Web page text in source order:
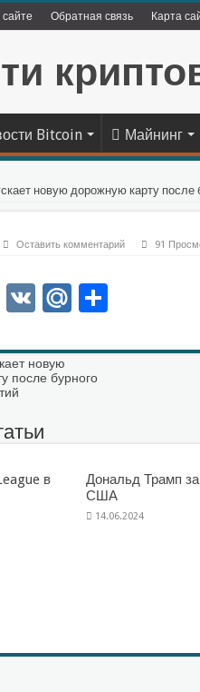
Обратная связь Карта
Bitcoin Майнинг
новую дорожную карту после
Оставить комментарий 91
VKMail.Ru
новую
после бурного
в
Дональд Трамп
США
14.06.2024